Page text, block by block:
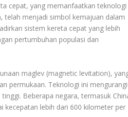
cepat, yang memanfaatkan teknologi
telah menjadi simbol kemajuan dalam
sistem kereta cepat yang lebih
pertumbuhan populasi dan
maglev (magnetic levitation),
permukaan. Teknologi ini mengurangi
Beberapa negara, termasuk
kecepatan lebih dari 600 kilometer per